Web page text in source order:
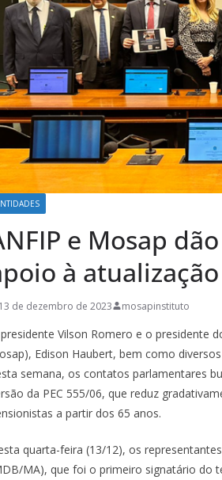
e Mosap
à atualização
13 de dezembro de 2023 mosapinstituto
Vilson Romero e o presidente
Edison Haubert, bem como
semana, os contatos parlamentares
da PEC 555/06, que reduz
a partir dos 65 anos.
quarta-feira (13/12), os
MA), que foi o primeiro signatário do